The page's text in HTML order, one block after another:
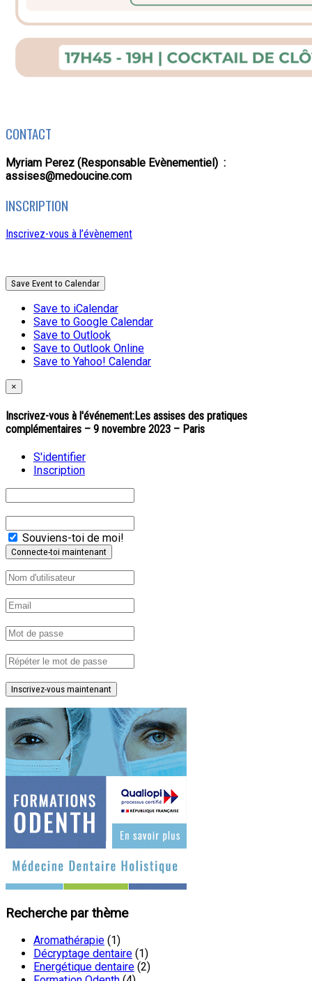
CONTACT
Myriam Perez (Responsable Evènementiel) :
assises@medoucine.com
INSCRIPTION
Inscrivez-vous à l’évènement
Save Event to Calendar
Save to iCalendar
Save to Google Calendar
Save to Outlook
Save to Outlook Online
Save to Yahoo! Calendar
×
Inscrivez-vous à l'événement:Les assises des pratiques
complémentaires – 9 novembre 2023 – Paris
S'identifier
Inscription
Souviens-toi de moi!
Inscrivez-vous maintenant
Recherche par thème
Aromathérapie (1)
Décryptage dentaire (1)
Energétique dentaire (2)